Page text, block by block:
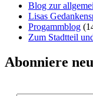
Blog zur
Lisas
Progammblog
Zum Stadtteil
Abonniere